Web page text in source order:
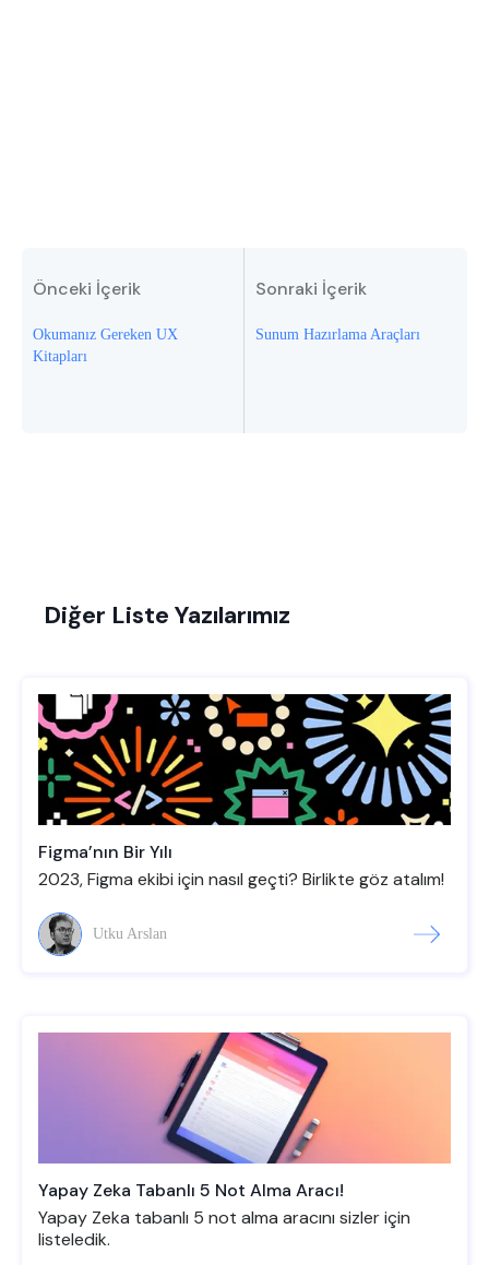
Önceki İçerik
Okumanız Gereken UX
Kitapları
Sonraki İçerik
Sunum Hazırlama Araçları
Diğer Liste Yazılarımız
Figma’nın Bir Yılı
2023, Figma ekibi için nasıl geçti? Birlikte göz atalım!
Utku Arslan
Yapay Zeka Tabanlı 5 Not Alma Aracı!
Yapay Zeka tabanlı 5 not alma aracını sizler için
listeledik.